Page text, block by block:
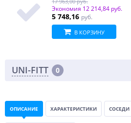
Экономия 12 214,84 руб.
5 748,16 руб.
В КОРЗИНУ
UNI-FITT 0
ОПИСАНИЕ ХАРАКТЕРИСТИКИ СОСЕДИ